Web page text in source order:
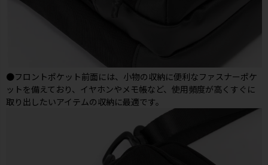
●フロントポケット前面には、小物の収納に便利なファスナーポケ
ットを備えており、イヤホンやメモ帳など、使用頻度が高くすぐに
取り出したいアイテムの収納に最適です。